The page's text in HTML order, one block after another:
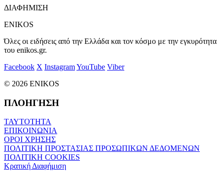
ΔΙΑΦΗΜΙΣΗ
ENIKOS
Όλες οι ειδήσεις από την Ελλάδα και τον κόσμο με την εγκυρότητα
του enikos.gr.
Facebook X InstagramYouTube Viber
© 2026 ENIKOS
ΠΛΟΗΓΗΣΗ
ΤΑΥΤΟΤΗΤΑ
ΕΠΙΚΟΙΝΩΝΙΑ
ΟΡΟΙ ΧΡΗΣΗΣ
ΠΟΛΙΤΙΚΗ ΠΡΟΣΤΑΣΙΑΣ ΠΡΟΣΩΠΙΚΩΝ ΔΕΔΟΜΕΝΩΝ
ΠΟΛΙΤΙΚΗ COOKIES
Κρατική Διαφήμιση